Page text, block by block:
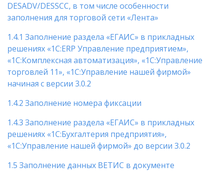
DESADV/DESSCC, в том числе особенности
заполнения для торговой сети «Лента»
1.4.1 Заполнение раздела «ЕГАИС» в прикладных
решениях «1С:ERP Управление предприятием»,
«1С:Комплексная автоматизация», «1С:Управление
торговлей 11», «1С:Управление нашей фирмой»
начиная с версии 3.0.2
1.4.2 Заполнение номера фиксации
1.4.3 Заполнение раздела «ЕГАИС» в прикладных
решениях «1С:Бухгалтерия предприятия»,
«1С:Управление нашей фирмой» до версии 3.0.2
1.5 Заполнение данных ВЕТИС в документе